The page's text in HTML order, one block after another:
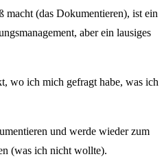
macht (das Dokumentieren), ist ein
aber ein lausiges
wo ich mich gefragt habe, was ich
und werde wieder zum
(was ich nicht wollte).